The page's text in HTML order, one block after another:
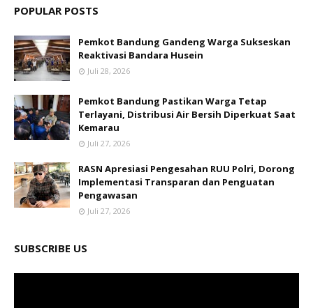
POPULAR POSTS
Pemkot Bandung Gandeng Warga Sukseskan
Reaktivasi Bandara Husein
Juli 28, 2026
Pemkot Bandung Pastikan Warga Tetap
Terlayani, Distribusi Air Bersih Diperkuat Saat
Kemarau
Juli 27, 2026
RASN Apresiasi Pengesahan RUU Polri, Dorong
Implementasi Transparan dan Penguatan
Pengawasan
Juli 27, 2026
SUBSCRIBE US